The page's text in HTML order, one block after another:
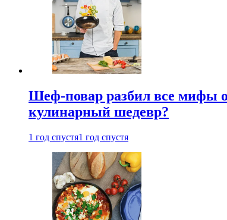
Шеф-повар разбил все мифы о
кулинарный шедевр?
1 год спустя1 год спустя